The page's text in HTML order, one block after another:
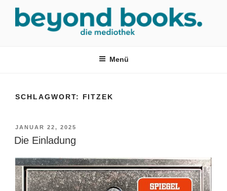
springen
Menü
SCHLAGWORT: FITZEK
VERÖFFENTLICHT
AM
JANUAR 22, 2025
Die Einladung